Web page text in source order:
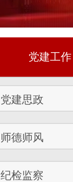
党建工作
党建思政
师德师风
纪检监察